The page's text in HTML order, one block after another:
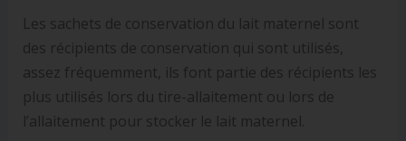
Les sachets de conservation du lait maternel sont
des récipients de conservation qui sont utilisés,
assez fréquemment, ils font partie des récipients les
plus utilisés lors du tire-allaitement ou lors de
l’allaitement pour stocker le lait maternel.